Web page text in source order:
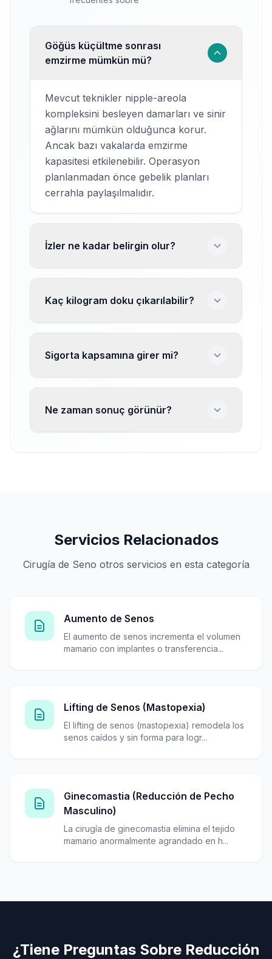
Göğüs küçültme sonrası
emzirme mümkün mü?
Mevcut teknikler nipple-areola
kompleksini besleyen damarları ve sinir
ağlarını mümkün olduğunca korur.
Ancak bazı vakalarda emzirme
kapasitesi etkilenebilir. Operasyon
planlanmadan önce gebelik planları
cerrahla paylaşılmalıdır.
İzler ne kadar belirgin olur?
Kaç kilogram doku çıkarılabilir?
Sigorta kapsamına girer mi?
Ne zaman sonuç görünür?
Servicios Relacionados
Cirugía de Seno otros servicios en esta categoría
Aumento de Senos
El aumento de senos incrementa el volumen
mamario con implantes o transferencia...
Lifting de Senos (Mastopexia)
El lifting de senos (mastopexia) remodela los
senos caídos y sin forma para logr...
Ginecomastia (Reducción de Pecho
Masculino)
La cirugía de ginecomastia elimina el tejido
mamario anormalmente agrandado en h...
¿Tiene Preguntas Sobre Reducción